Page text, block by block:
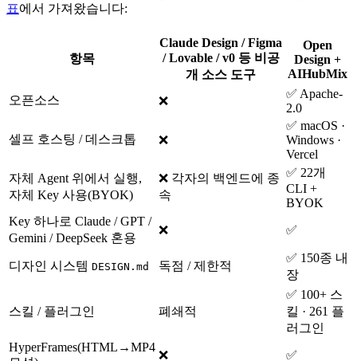
표에서 가져왔습니다:
항목
Claude Design / Figma
/ Lovable / v0 등 비공
개 소스 도구
Open
Design +
AIHubMix
오픈소스
❌
✅ Apache-
2.0
셀프 호스팅 / 데스크톱 ❌
✅ macOS ·
Windows ·
Vercel
자체 Agent 위에서 실행,
자체 Key 사용(BYOK)
❌ 각자의 백엔드에 종
속
✅ 22개
CLI +
BYOK
Key 하나로 Claude / GPT /
Gemini / DeepSeek 혼용
❌ ✅
디자인 시스템 DESIGN.md 독점 / 제한적
✅ 150종 내
장
스킬 / 플러그인 폐쇄적
✅ 100+ 스
킬 · 261 플
러그인
HyperFrames(HTML→MP4
❌ ✅